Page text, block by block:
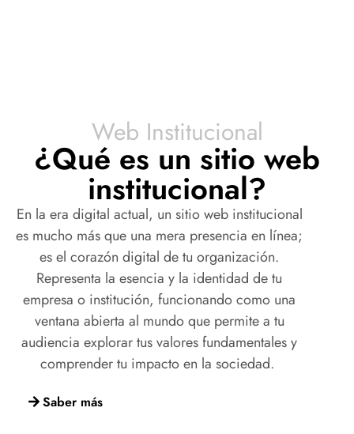
Web Institucional
¿Qué es un sitio web
institucional?
En la era digital actual, un sitio web institucional
es mucho más que una mera presencia en línea;
es el corazón digital de tu organización.
Representa la esencia y la identidad de tu
empresa o institución, funcionando como una
ventana abierta al mundo que permite a tu
audiencia explorar tus valores fundamentales y
comprender tu impacto en la sociedad.
Saber más